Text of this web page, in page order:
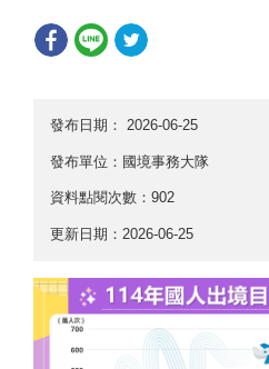
發布日期： 2026-06-25
發布單位：國境事務大隊
資料點閱次數：902
更新日期：2026-06-25